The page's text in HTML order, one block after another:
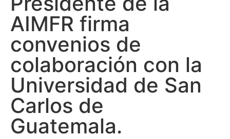
AIMFR firma
convenios de
colaboración con la
Universidad de San
Carlos de
Guatemala.